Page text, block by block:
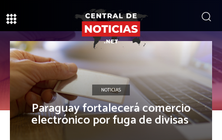
NOTICIAS
Paraguay fortalecerá comercio
electrónico por fuga de divisas